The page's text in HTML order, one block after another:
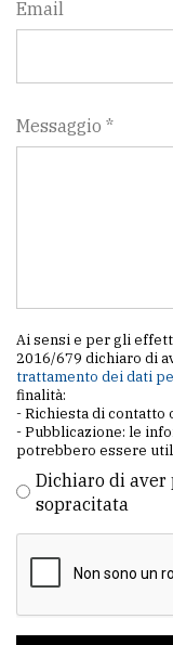
Email
Messaggio *
Ai sensi e per gli
2016/679 dichiaro di
trattamento dei dati
finalità:
- Richiesta di
- Pubblicazione: le
potrebbero essere
Dichiaro di
sopracitata